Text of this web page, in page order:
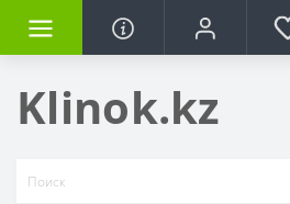
Klinok.kz